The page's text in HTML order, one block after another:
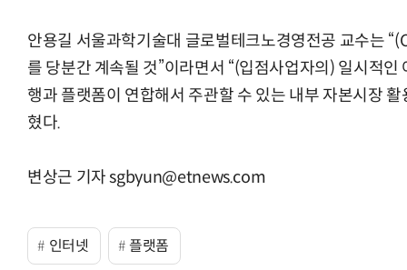
안용길 서울과학기술대 글로벌테크노경영전공 교수는
를 당분간 계속될 것”이라면서 “(입점사업자의) 일시적
행과 플랫폼이 연합해서 주관할 수 있는 내부 자본시장
혔다.
변상근 기자 sgbyun@etnews.com
인터넷 플랫폼